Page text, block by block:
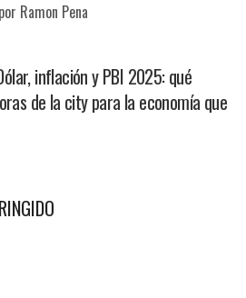
por Ramon Pena
inflación y PBI 2025: qué
de la city para la economía que